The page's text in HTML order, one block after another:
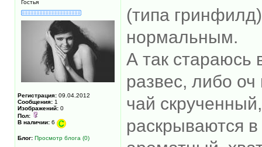
Гостья
Регистрация: 09.04.2012
Сообщения: 1
Изображений: 0
Пол:
В наличии: 6
Блог: Просмотр блога (0)
(типа
нормальным.
А так стараюсь
развес, либо оч
чай
раскрываются